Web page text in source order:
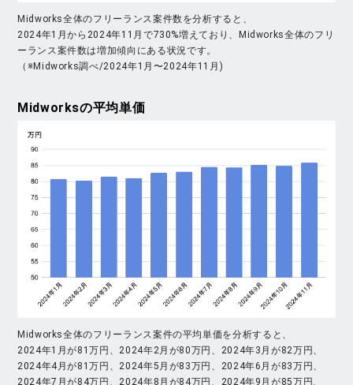
Midworks全体のフリーランス案件数を分析すると、
2024年1月から2024年11月で730%増えており、Midworks全体のフリ
ーランス案件数は増加傾向にある状況です。
（※Midworks調べ/2024年1月〜2024年11月)
Midworksの平均単価
Midworks全体のフリーランス案件の平均単価を分析すると、
2024年1月が81万円、2024年2月が80万円、2024年3月が82万円、
2024年4月が81万円、2024年5月が83万円、2024年6月が83万円、
2024年7月が84万円、2024年8月が84万円、2024年9月が85万円、